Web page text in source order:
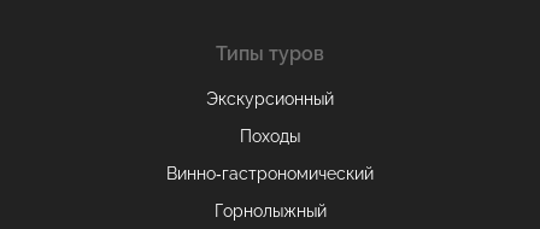
Типы туров
Экскурсионный
Походы
Винно-гастрономический
Горнолыжный